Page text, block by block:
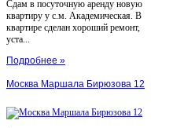
Сдам в посуточную аренду новую
квартиру у с.м. Академическая. В
квартире сделан хороший ремонт,
уста...
Подробнее »
Москва Маршала Бирюзова 12